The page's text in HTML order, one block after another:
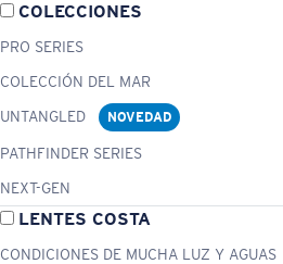
COLECCIONES
PRO SERIES
COLECCIÓN DEL MAR
UNTANGLED
NOVEDAD
PATHFINDER SERIES
NEXT-GEN
LENTES COSTA
CONDICIONES DE MUCHA LUZ Y AGUAS